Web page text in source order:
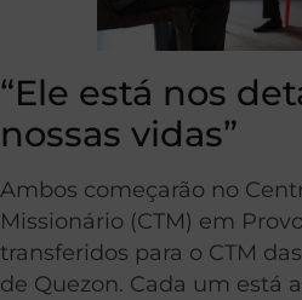
“Ele está nos
nossas vidas”
Ambos começarão no
Missionário (CTM) em
transferidos para o CTM
de Quezon. Cada um está